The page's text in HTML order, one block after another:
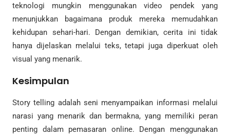
teknologi mungkin menggunakan video pendek yang
menunjukkan bagaimana produk mereka memudahkan
kehidupan sehari-hari. Dengan demikian, cerita ini tidak
hanya dijelaskan melalui teks, tetapi juga diperkuat oleh
visual yang menarik.
Kesimpulan
Story telling adalah seni menyampaikan informasi melalui
narasi yang menarik dan bermakna, yang memiliki peran
penting dalam pemasaran online. Dengan menggunakan